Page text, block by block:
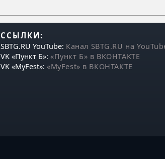
ССЫЛКИ:
SBTG.RU YouTube: Канал SBTG.RU на
VK «Пункт Б»:«Пункт Б» в ВКОНТАКТЕ
VK «MyFest»:«MyFest» в ВКОНТАКТЕ